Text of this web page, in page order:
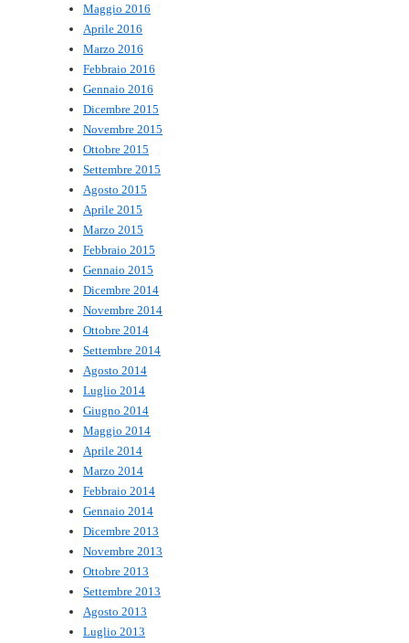
Maggio 2016
Aprile 2016
Marzo 2016
Febbraio 2016
Gennaio 2016
Dicembre 2015
Novembre 2015
Ottobre 2015
Settembre 2015
Agosto 2015
Aprile 2015
Marzo 2015
Febbraio 2015
Gennaio 2015
Dicembre 2014
Novembre 2014
Ottobre 2014
Settembre 2014
Agosto 2014
Luglio 2014
Giugno 2014
Maggio 2014
Aprile 2014
Marzo 2014
Febbraio 2014
Gennaio 2014
Dicembre 2013
Novembre 2013
Ottobre 2013
Settembre 2013
Agosto 2013
Luglio 2013